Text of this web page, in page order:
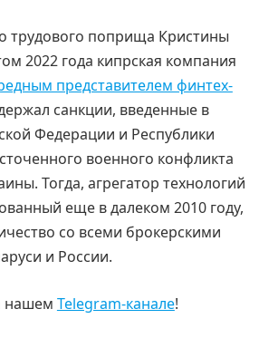
трудового поприща Кристины
2022 года кипрская компания
представителем финтех-
санкции, введенные в
Федерации и Республики
военного конфликта
Тогда, агрегатор технологий
еще в далеком 2010 году,
со всеми брокерскими
и России.
нашем Telegram-канале!